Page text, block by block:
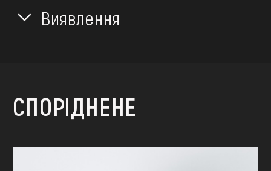
Виявлення
СПОРІДНЕНЕ